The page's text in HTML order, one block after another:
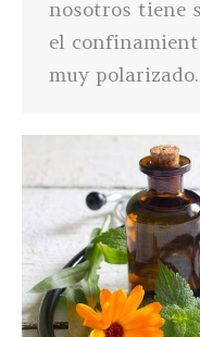
nosotros tiene
el
muy